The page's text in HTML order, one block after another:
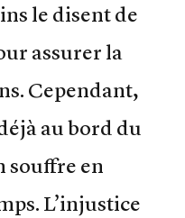
le disent de
assurer la
Cependant,
au bord du
souffre en
L’injustice